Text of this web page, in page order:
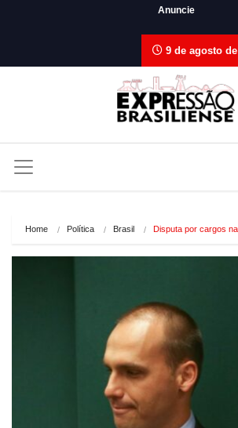
Anuncie
9 de agosto de
Home Política Brasil Disputa por cargos